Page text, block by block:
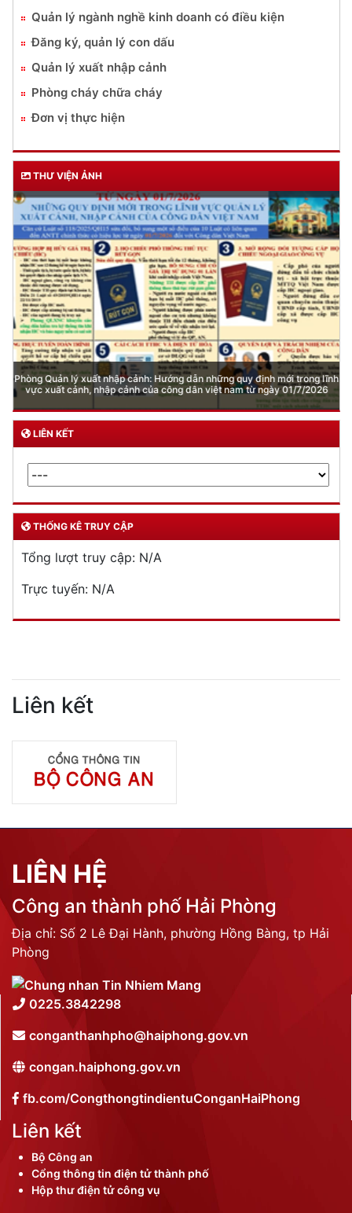
Quản lý ngành nghề kinh doanh có điều kiện
Đăng ký, quản lý con dấu
Quản lý xuất nhập cảnh
Phòng cháy chữa cháy
Đơn vị thực hiện
THƯ VIỆN ẢNH
Phòng Quản lý xuất nhập cảnh: Hướng dẫn những quy định mới trong lĩnh
vực xuất cảnh, nhập cảnh của công dân việt nam từ ngày 01/7/2026
LIÊN KẾT
THỐNG KÊ TRUY CẬP
Tổng lượt truy cập: N/A
Trực tuyến: N/A
Liên kết
LIÊN HỆ
Công an thành phố Hải Phòng
Địa chỉ: Số 2 Lê Đại Hành, phường Hồng Bàng, tp Hải
Phòng
0225.3842298
conganthanhpho@haiphong.gov.vn
congan.haiphong.gov.vn
fb.com/CongthongtindientuConganHaiPhong
Liên kết
Bộ Công an
Cổng thông tin điện tử thành phố
Hộp thư điện tử công vụ